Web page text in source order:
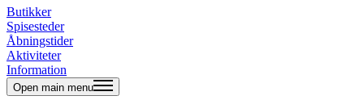
Butikker
Spisesteder
Åbningstider
Aktiviteter
Information
Open main menu